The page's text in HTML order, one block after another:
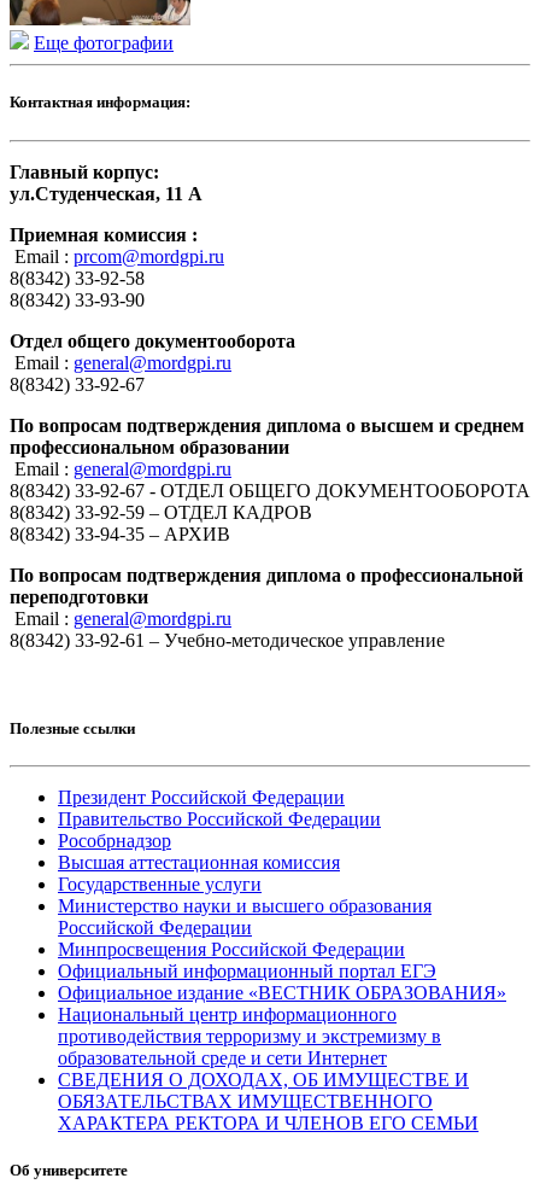
Еще фотографии
Контактная информация:
Главный корпус:
ул.Студенческая, 11 А
Приемная комиссия :
Email : prcom@mordgpi.ru
8(8342) 33-92-58
8(8342) 33-93-90
Отдел общего документооборота
Email : general@mordgpi.ru
8(8342) 33-92-67
По вопросам подтверждения диплома о высшем и среднем
профессиональном образовании
Email : general@mordgpi.ru
8(8342) 33-92-67 - ОТДЕЛ ОБЩЕГО ДОКУМЕНТООБОРОТА
8(8342) 33-92-59 – ОТДЕЛ КАДРОВ
8(8342) 33-94-35 – АРХИВ
По вопросам подтверждения диплома о профессиональной
переподготовки
Email : general@mordgpi.ru
8(8342) 33-92-61 – Учебно-методическое управление
Полезные ссылки
Президент Российской Федерации
Правительство Российской Федерации
Рособрнадзор
Высшая аттестационная комиссия
Государственные услуги
Министерство науки и высшего образования
Российской Федерации
Минпросвещения Российской Федерации
Официальный информационный портал ЕГЭ
Официальное издание «ВЕСТНИК ОБРАЗОВАНИЯ»
Национальный центр информационного
противодействия терроризму и экстремизму в
образовательной среде и сети Интернет
СВЕДЕНИЯ О ДОХОДАХ, ОБ ИМУЩЕСТВЕ И
ОБЯЗАТЕЛЬСТВАХ ИМУЩЕСТВЕННОГО
ХАРАКТЕРА РЕКТОРА И ЧЛЕНОВ ЕГО СЕМЬИ
Об университете